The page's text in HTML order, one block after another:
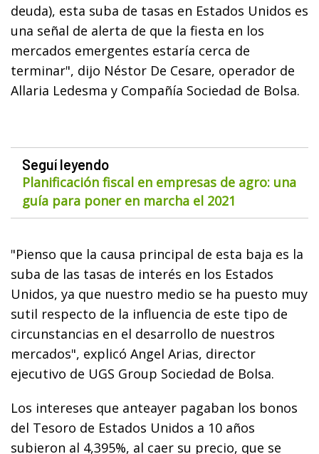
deuda), esta suba de tasas en Estados Unidos es
una señal de alerta de que la fiesta en los
mercados emergentes estaría cerca de
terminar", dijo Néstor De Cesare, operador de
Allaria Ledesma y Compañía Sociedad de Bolsa.
Seguí leyendo
Planificación fiscal en empresas de agro: una
guía para poner en marcha el 2021
"Pienso que la causa principal de esta baja es la
suba de las tasas de interés en los Estados
Unidos, ya que nuestro medio se ha puesto muy
sutil respecto de la influencia de este tipo de
circunstancias en el desarrollo de nuestros
mercados", explicó Angel Arias, director
ejecutivo de UGS Group Sociedad de Bolsa.
Los intereses que anteayer pagaban los bonos
del Tesoro de Estados Unidos a 10 años
subieron al 4,395%, al caer su precio, que se